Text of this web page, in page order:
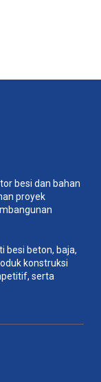
besi dan bahan
proyek
besi beton, baja,
konstruksi
serta